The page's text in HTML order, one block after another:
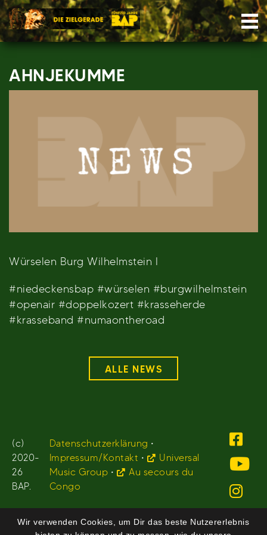
Skip
to
content
AHNJEKUMME
Würselen Burg Wilhelmstein I
#niedeckensbap #würselen #burgwilhelmstein
#openair #doppelkozert #krasseherde
#krasseband #numaontheroad
ALLE NEWS
(c)
2020-
26
BAP.
Datenschutzerklärung •
Impressum/Kontakt •
Universal
Music Group •
Au secours du
Congo
Wir verwenden Cookies, um Dir das beste Nutzererlebnis